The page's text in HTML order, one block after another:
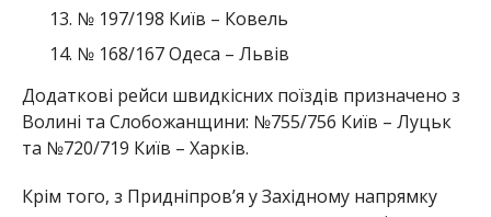
№ 197/198 Київ – Ковель
№ 168/167 Одеса – Львів
Додаткові рейси швидкісних поїздів призначено з
Волині та Слобожанщини: №755/756 Київ – Луцьк
та №720/719 Київ – Харків.
Крім того, з Придніпров’я у Західному напрямку